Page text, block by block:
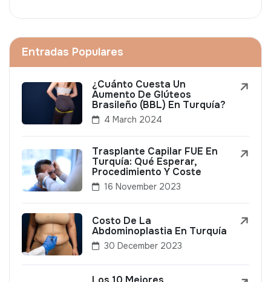
Entradas Populares
¿Cuánto Cuesta Un
Aumento De Glúteos
Brasileño (BBL) En Turquía?
4 March 2024
Trasplante Capilar FUE En
Turquía: Qué Esperar,
Procedimiento Y Coste
16 November 2023
Costo De La
Abdominoplastia En Turquía
30 December 2023